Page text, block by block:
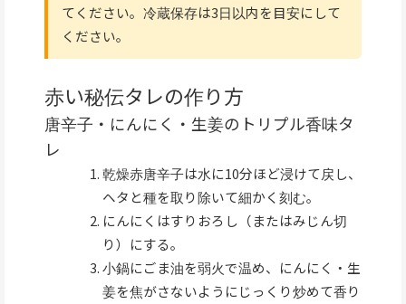
てください。冷蔵保存は3日以内を目安にして
ください。
赤い秘伝タレの作り方
唐辛子・にんにく・生姜のトリプル香味タ
レ
乾燥赤唐辛子は水に10分ほど浸けて戻し、
ヘタと種を取り除いて細かく刻む。
にんにくはすりおろし（またはみじん切
り）にする。
小鍋にごま油を弱火で温め、にんにく・生
姜を焦がさないようにじっくり炒めて香り